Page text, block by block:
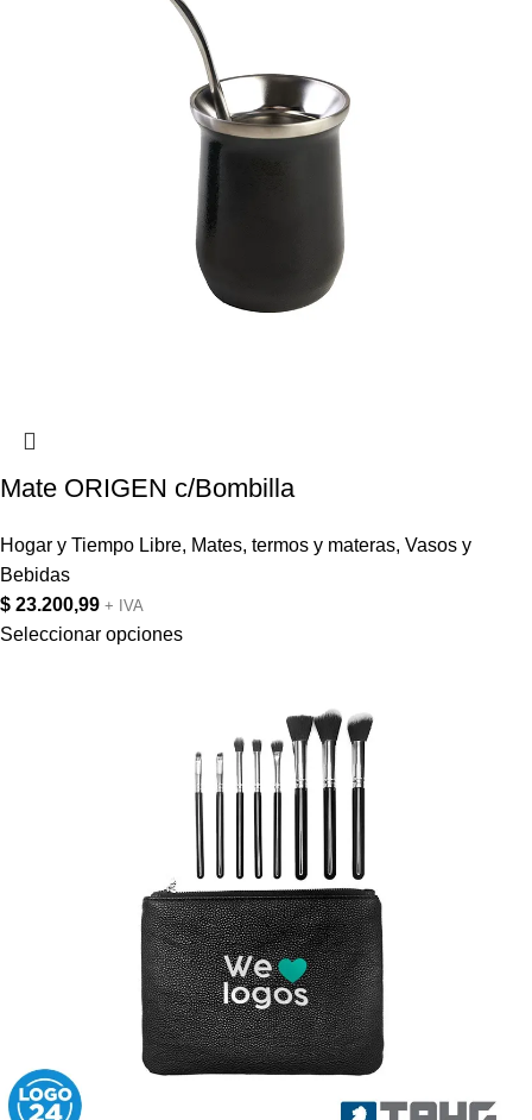
Mate ORIGEN c/Bombilla
Hogar y Tiempo Libre, Mates, termos y materas, Vasos y
Bebidas
$ 23.200,99 + IVA
Seleccionar opciones